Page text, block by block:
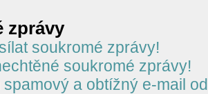
zprávy
soukromé zprávy!
soukromé zprávy!
spamový a obtížný e-mail